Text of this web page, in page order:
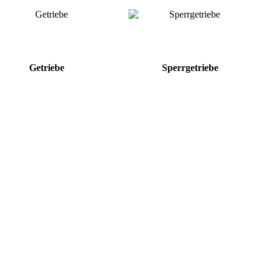
Getriebe
Sperrgetriebe